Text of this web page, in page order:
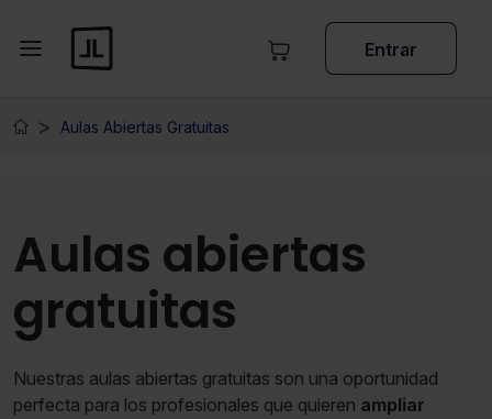
Entrar
Aulas Abiertas Gratuitas
Aulas abiertas
gratuitas
Nuestras aulas abiertas gratuitas son una oportunidad
perfecta para los profesionales que quieren ampliar